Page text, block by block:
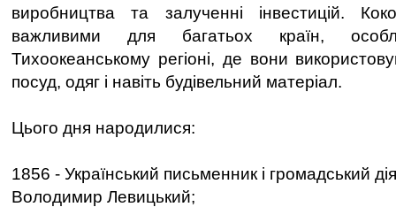
виробництва та залученні інвестицій.
важливими для багатьох країн,
Тихоокеанському регіоні, де вони
посуд, одяг і навіть будівельний матеріал.
Цього дня народилися:
1856 - Український письменник і громадський
Володимир Левицький;